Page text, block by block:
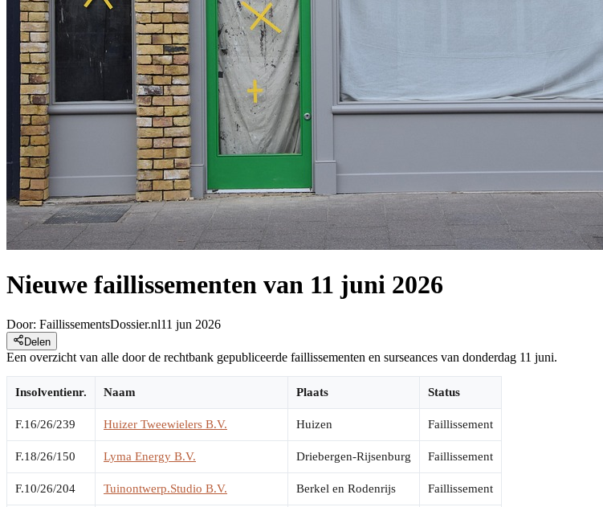
Nieuwe faillissementen van 11 juni 2026
Door: FaillissementsDossier.nl11 jun 2026
Delen
Een overzicht van alle door de rechtbank gepubliceerde faillissementen en surseances van donderdag 11 juni.
Insolventienr. Naam Plaats Status
F.16/26/239 Huizer Tweewielers B.V. Huizen Faillissement
F.18/26/150 Lyma Energy B.V. Driebergen-Rijsenburg Faillissement
F.10/26/204 Tuinontwerp.Studio B.V. Berkel en Rodenrijs Faillissement